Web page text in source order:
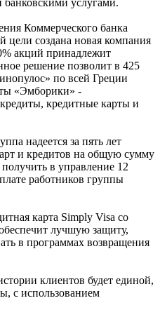
банковскими услугами.
Коммерческого банка
цели создана новая компания
акций принадлежит
решение позволит в 425
по всей Греции
«Эмборики» -
кредитные карты и
надеется за пять лет
и кредитов на общую сумму
в управление 12
работников группы
карта Simply Visa со
лучшую защиту,
в программах возвращения
клиентов будет единой,
с использованием